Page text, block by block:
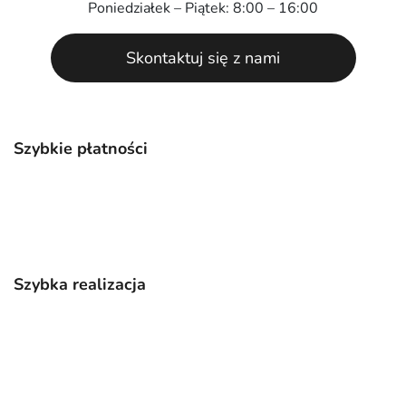
Szybkie płatności
Szybka realizacja
Poniedziałek – Piątek: 8:00 – 16:00
Skontaktuj się z nami